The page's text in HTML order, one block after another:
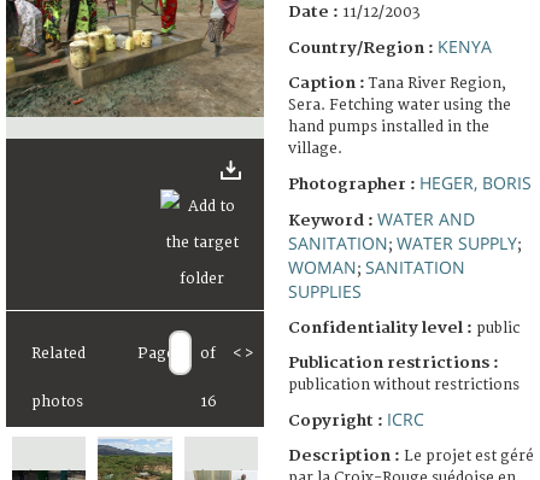
Related
photos
Page of
16
< >
Date : 11/12/2003
Country/Region : KENYA
Caption :Tana River Region,
Sera. Fetching water using the
hand pumps installed in the
village.
Photographer : HEGER, BORIS
Keyword : WATER AND
SANITATION; WATER SUPPLY;
WOMAN; SANITATION
SUPPLIES
Confidentiality level : public
Publication restrictions :
publication without restrictions
Copyright : ICRC
Description : Le projet est géré